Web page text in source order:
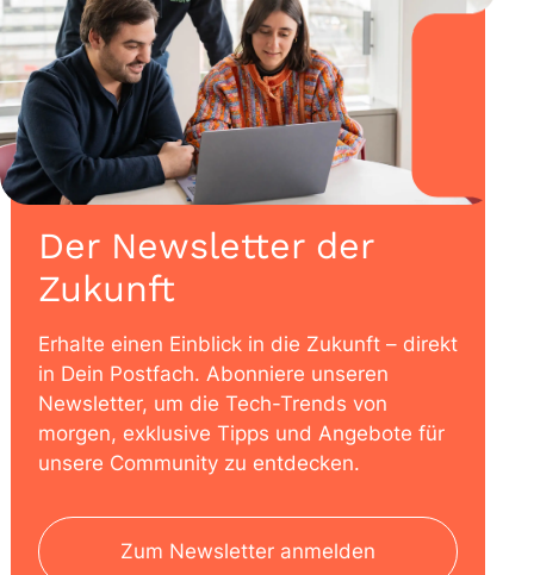
Der Newsletter der
Zukunft
Erhalte einen Einblick in die Zukunft – direkt
in Dein Postfach. Abonniere unseren
Newsletter, um die Tech-Trends von
morgen, exklusive Tipps und Angebote für
unsere Community zu entdecken.
Zum Newsletter anmelden